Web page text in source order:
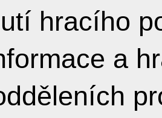
hracího
a